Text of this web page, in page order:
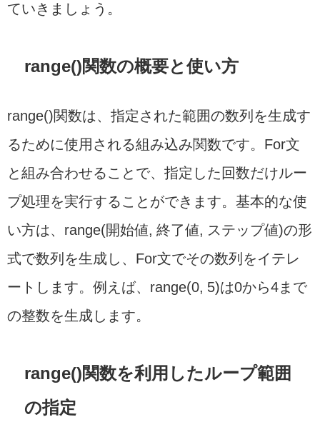
ていきましょう。
range()関数の概要と使い方
range()関数は、指定された範囲の数列を生成す
るために使用される組み込み関数です。For文
と組み合わせることで、指定した回数だけルー
プ処理を実行することができます。基本的な使
い方は、range(開始値, 終了値, ステップ値)の形
式で数列を生成し、For文でその数列をイテレ
ートします。例えば、range(0, 5)は0から4まで
の整数を生成します。
range()関数を利用したループ範囲
の指定